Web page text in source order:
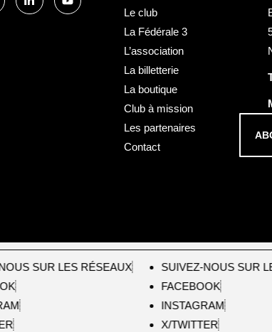
Le club
La Fédérale 3
L’association
La billetterie
La boutique
Club à mission
Les partenaires
Contact
SUR LES RÉSEAUX
SUIVEZ-NOUS SUR
FACEBOOK
INSTAGRAM
X/TWITTER